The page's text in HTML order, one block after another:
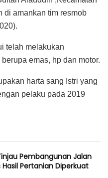
di amankan tim resmob
telah melakukan
emas, hp dan motor.
harta sang Istri yang
pelaku pada 2019
Pembangunan Jalan
Hasil Pertanian Diperkuat